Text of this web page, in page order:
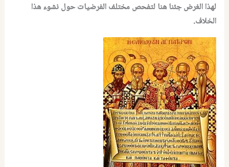
لهذا الغرض جئنا هنا لتفحص مختلف الفرضيات حول نشوء هذا
الخلاف.